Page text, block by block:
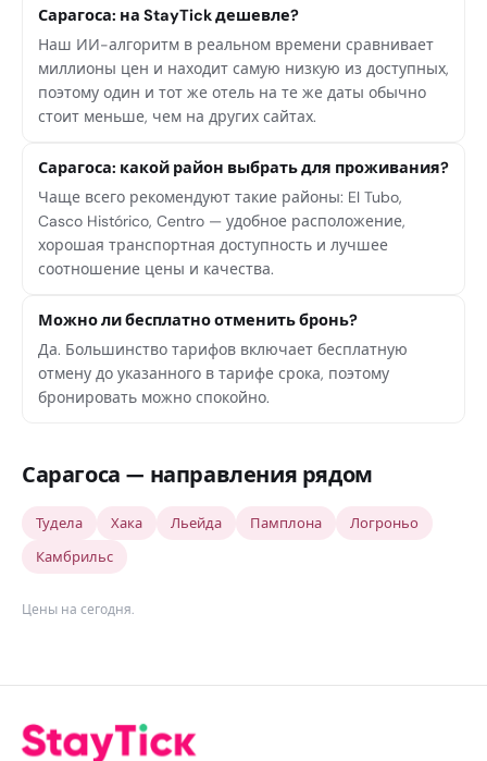
Сарагоса: на StayTick дешевле?
Наш ИИ-алгоритм в реальном времени сравнивает
миллионы цен и находит самую низкую из доступных,
поэтому один и тот же отель на те же даты обычно
стоит меньше, чем на других сайтах.
Сарагоса: какой район выбрать для проживания?
Чаще всего рекомендуют такие районы: El Tubo,
Casco Histórico, Centro — удобное расположение,
хорошая транспортная доступность и лучшее
соотношение цены и качества.
Можно ли бесплатно отменить бронь?
Да. Большинство тарифов включает бесплатную
отмену до указанного в тарифе срока, поэтому
бронировать можно спокойно.
Сарагоса — направления рядом
Тудела Хака Льейда Памплона
Логроньо
Камбрильс
Цены на сегодня.